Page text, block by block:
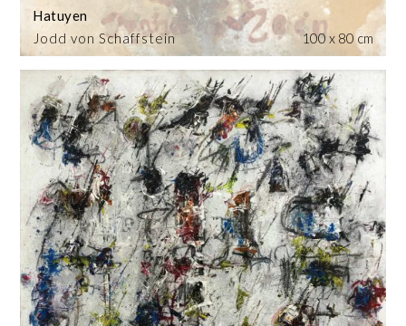
Jodd von Schaffstein
Hatuyen
100 x 80 cm